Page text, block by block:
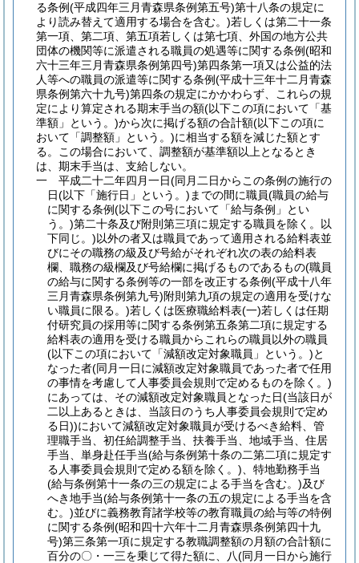
る条例(平成四年三月青森県条例第五号)第十八条の規定に
より読み替えて適用する場合を含む。)若しくは第二十一条
第一項、第二項、第五項若しくは第七項、外国の地方公共
団体の機関等に派遣される職員の処遇等に関する条例(昭和
六十三年三月青森県条例第四号)第四条第一項又は公益的法
人等への職員の派遣等に関する条例(平成十三年十二月青森
県条例第六十九号)第四条の規定にかかわらず、これらの規
定により算定される期末手当の額(以下この項において「基
準額」という。)から次に掲げる額の合計額(以下この項に
おいて「調整額」という。)に相当する額を減じた額とす
る。
この場合において、調整額が基準額以上となるとき
は、期末手当は、支給しない。
一
平成二十二年四月一日(同月二日からこの条例の施行の
日(以下「施行日」という。) までの間に職員(職員の給与
に関する条例(以下この号において「給与条例」とい
う。)第二十条及び附則第三項に規定する職員を除く。以
下同じ。)以外の者又は職員であって適用される給料表並
びにその職務の級及び号給がそれぞれ次の表の給料表
欄、職務の級欄及び号給欄に掲げるものであるもの(職員
の給与に関する条例等の一部を改正する条例(平成十八年
三月青森県条例第九号)附則第九項の規定の適用を受けな
い職員に限る。)若しくは医療職給料表(一)若しくは任期
付研究員の採用等に関する条例第五条第二項に規定する
給料表の適用を受ける職員からこれらの職員以外の職員
(以下この項において「減額改定対象職員」という。)と
なった者(同月一日に減額改定対象職員であった者で任用
の事情を考慮して人事委員会規則で定めるものを除く。)
にあっては、その減額改定対象職員となった日(当該日が
二以上あるときは、当該日のうち人事委員会規則で定め
る日))において減額改定対象職員が受けるべき給料、管
理職手当、初任給調整手当、扶養手当、地域手当、住居
手当、単身赴任手当(給与条例第十条の二第二項に規定す
る人事委員会規則で定める額を除く。) 、特地勤務手当
(給与条例第十一条の三の規定による手当を含む。)及び
へき地手当(給与条例第十一条の五の規定による手当を含
む。)並びに義務教育諸学校等の教育職員の給与等の特例
に関する条例(昭和四十六年十二月青森県条例第四十九
号)第三条第一項に規定する教職調整額の月額の合計額に
百分の〇・一三を乗じて得た額に、八(同月一日から施行